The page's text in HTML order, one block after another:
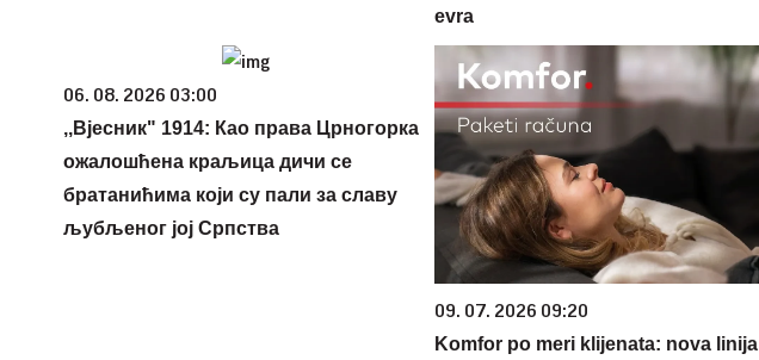
evra
06. 08. 2026 03:00
,,Вјесник" 1914: Као права Црногорка
ожалошћена краљица дичи се
братанићима који су пали за славу
љубљеног јој Српства
09. 07. 2026 09:20
Komfor po meri klijenata: nova linija